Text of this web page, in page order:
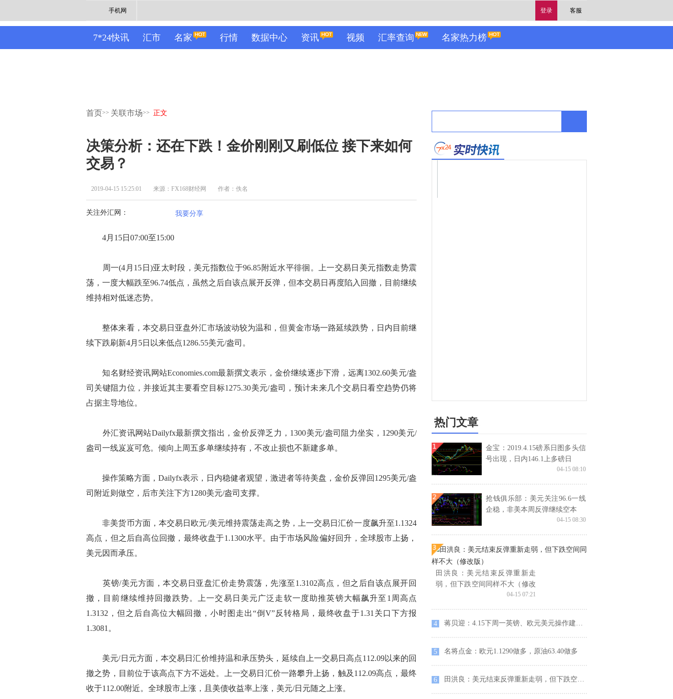
登录 客服
手机网
7*24快讯 汇市 名家 行情 数据中心 资讯 视频 汇率查询 名家热力榜
首页>> 关联市场>> 正文
决策分析：还在下跌！金价刚刚又刷低位 接下来如何
交易？
2019-04-15 15:25:01 来源：FX168财经网 作者：佚名
关注外汇网： 我要分享
4月15日07:00至15:00
周一(4月15日)亚太时段，美元指数位于96.85附近水平徘徊。上一交易日美元指数走势震
荡，一度大幅跌至96.74低点，虽然之后自该点展开反弹，但本交易日再度陷入回撤，目前继续
维持相对低迷态势。
整体来看，本交易日亚盘外汇市场波动较为温和，但黄金市场一路延续跌势，日内目前继
续下跌刷新4月5日以来低点1286.55美元/盎司。
知名财经资讯网站Economies.com最新撰文表示，金价继续逐步下滑，远离1302.60美元/盎
司关键阻力位，并接近其主要看空目标1275.30美元/盎司，预计未来几个交易日看空趋势仍将
占据主导地位。
外汇资讯网站Dailyfx最新撰文指出，金价反弹乏力，1300美元/盎司阻力坐实，1290美元/
盎司一线岌岌可危。倾向上周五多单继续持有，不改止损也不新建多单。
操作策略方面，Dailyfx表示，日内稳健者观望，激进者等待美盘，金价反弹回1295美元/盎
司附近则做空，后市关注下方1280美元/盎司支撑。
非美货币方面，本交易日欧元/美元维持震荡走高之势，上一交易日汇价一度飙升至1.1324
高点，但之后自高位回撤，最终收盘于1.1300水平。由于市场风险偏好回升，全球股市上扬，
美元因而承压。
英镑/美元方面，本交易日亚盘汇价走势震荡，先涨至1.3102高点，但之后自该点展开回
撤，目前继续维持回撤跌势。上一交易日美元广泛走软一度助推英镑大幅飙升至1周高点
1.3132，但之后自高位大幅回撤，小时图走出“倒V”反转格局，最终收盘于1.31关口下方报
1.3081。
美元/日元方面，本交易日汇价维持温和承压势头，延续自上一交易日高点112.09以来的回
撤之势，目前位于该高点下方不远处。上一交易日汇价一路攀升上扬，触及112.09高点，最终
收于112.00附近。全球股市上涨，且美债收益率上涨，美元/日元随之上涨。
热门文章
金宝：2019.4.15磅系日图多头信
号出现，日内146.1上多磅日
04-15 08:10
抢钱俱乐部：美元关注96.6一线
企稳，非美本周反弹继续空本
04-15 08:30
田洪良：美元结束反弹重新走
弱，但下跌空间同样不大（修改
04-15 07:21
4 蒋贝迎：4.15下周一英镑、欧元美元操作建议和走势预测分析
5 名将点金：欧元1.1290做多，原油63.40做多
6 田洪良：美元结束反弹重新走弱，但下跌空间同样不大